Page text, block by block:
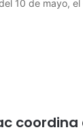
10 de mayo,